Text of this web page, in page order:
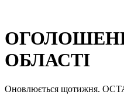
ОБЛАСТІ
Оновлюється щотижня.